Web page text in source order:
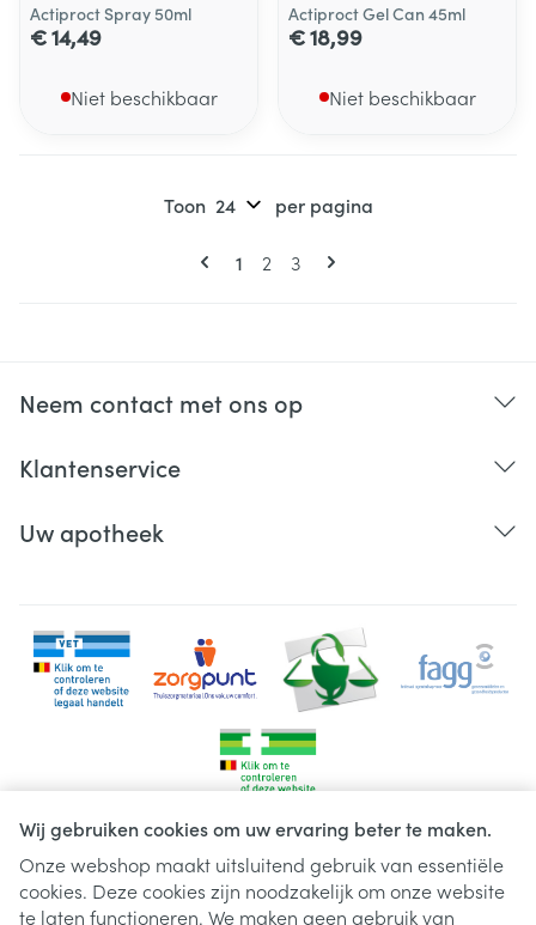
Wij gebruiken cookies om uw ervaring beter te maken.
Onze webshop maakt uitsluitend gebruik van essentiële
cookies. Deze cookies zijn noodzakelijk om onze website
te laten functioneren. We maken geen gebruik van
Actiproct Spray 50ml
€ 14,49
Niet beschikbaar
Actiproct Gel Can 45ml
€ 18,99
Niet beschikbaar
Pagina's
U lees momenteel pagina
1 Pagina
2 Pagina
3
Toon per pagina
Neem contact met ons op
Klantenservice
Uw apotheek
Juridische links